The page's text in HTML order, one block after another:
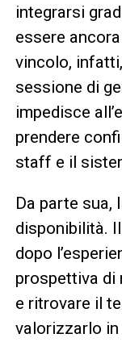
integrarsi
essere
vincolo,
sessione di
impedisce
prendere
staff e il
Da parte sua,
disponibilità.
dopo
prospettiva di
e ritrovare il
valorizzarlo